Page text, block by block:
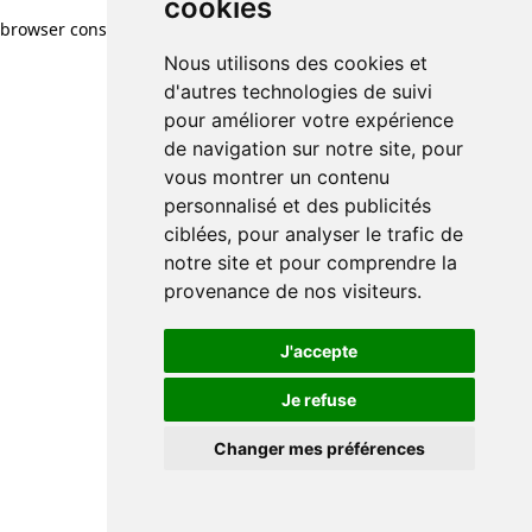
cookies
Nous utilisons des cookies et
d'autres technologies de suivi
pour améliorer votre expérience
de navigation sur notre site, pour
vous montrer un contenu
personnalisé et des publicités
ciblées, pour analyser le trafic de
notre site et pour comprendre la
provenance de nos visiteurs.
J'accepte
Je refuse
Changer mes préférences
browser console for more information)